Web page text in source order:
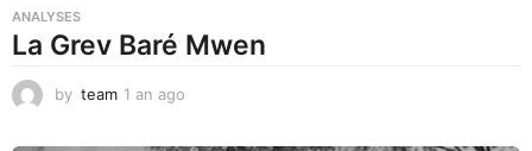
ANALYSES
La Grev Baré Mwen
by team 1 an ago